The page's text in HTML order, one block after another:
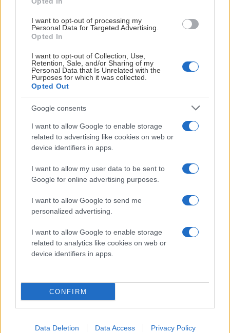
I want to opt-out of processing my
Personal Data for Targeted Advertising.
Opted In
I want to opt-out of Collection, Use,
Retention, Sale, and/or Sharing of my
Personal Data that Is Unrelated with the
Purposes for which it was collected.
Opted Out
Google consents
I want to allow Google to enable storage
related to advertising like cookies on web or
device identifiers in apps.
I want to allow my user data to be sent to
Google for online advertising purposes.
I want to allow Google to send me
personalized advertising.
I want to allow Google to enable storage
related to analytics like cookies on web or
device identifiers in apps.
CONFIRM
Data Deletion Data Access Privacy Policy
på ordinarie priser.
Var med och skriv historia
Vi har nått 10 000 medlemmar.
Nu siktar vi på att slå vårt medlemsrekord. Och
därefter ska vi nå vårt största mål hittills: 13 000
medlemmar.
Vill du vara med och skriva nästa kapitel i Luleå
Hockeys historia?
Bli medlem idag och bli en del av Vårat Gäng.
& SDHL
Publicerad:2026-08-04 1 min läsning